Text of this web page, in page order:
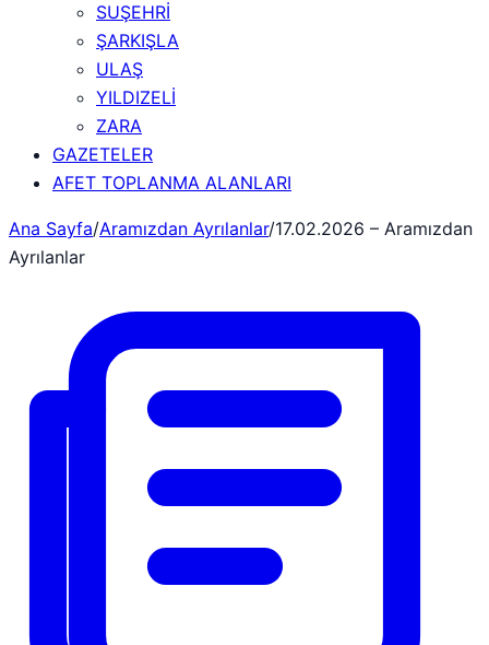
SUŞEHRİ
ŞARKIŞLA
ULAŞ
YILDIZELİ
ZARA
GAZETELER
AFET TOPLANMA ALANLARI
Ana Sayfa/Aramızdan Ayrılanlar/17.02.2026 – Aramızdan
Ayrılanlar